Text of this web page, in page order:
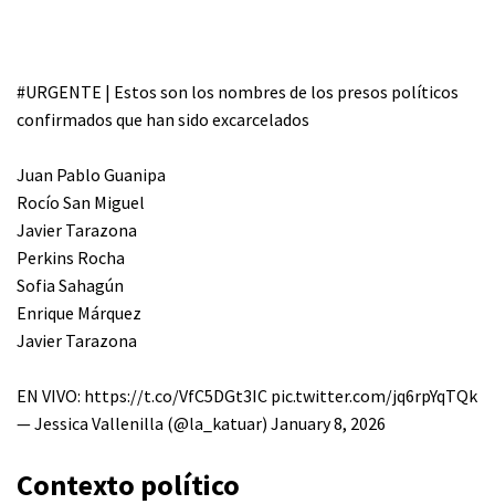
#URGENTE | Estos son los nombres de los presos políticos
confirmados que han sido excarcelados
Juan Pablo Guanipa
Rocío San Miguel
Javier Tarazona
Perkins Rocha
Sofia Sahagún
Enrique Márquez
Javier Tarazona
EN VIVO: https://t.co/VfC5DGt3IC pic.twitter.com/jq6rpYqTQk
— Jessica Vallenilla (@la_katuar) January 8, 2026
Contexto político